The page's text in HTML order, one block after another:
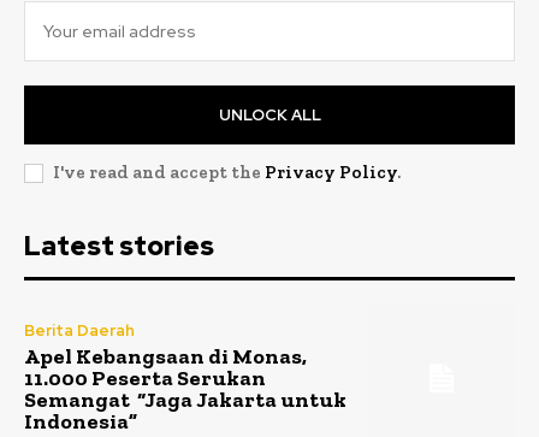
UNLOCK ALL
I've read and accept the Privacy Policy.
Latest stories
Berita Daerah
Apel Kebangsaan di Monas,
11.000 Peserta Serukan
Semangat “Jaga Jakarta untuk
Indonesia”